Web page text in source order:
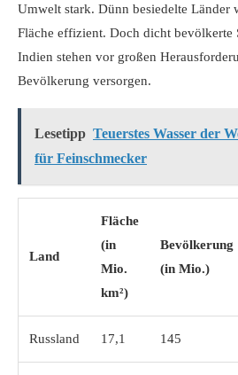
Umwelt stark. Dünn besiedelte Länder
Fläche effizient. Doch dicht bevölkerte
Indien stehen vor großen
Bevölkerung versorgen.
Lesetipp Teuerstes Wasser der
für Feinschmecker
Land
Fläche
(in
Mio.
km²)
Bevölkerung
(in Mio.)
Russland 17,1 145